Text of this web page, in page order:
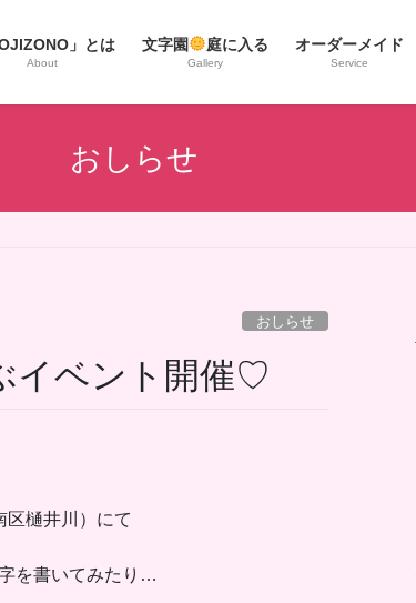
」とは
About
文字園 庭に入る
Gallery
オーダーメイド
Service
おしらせ
おしらせ
イベント開催♡
樋井川）にて
を書いてみたり…